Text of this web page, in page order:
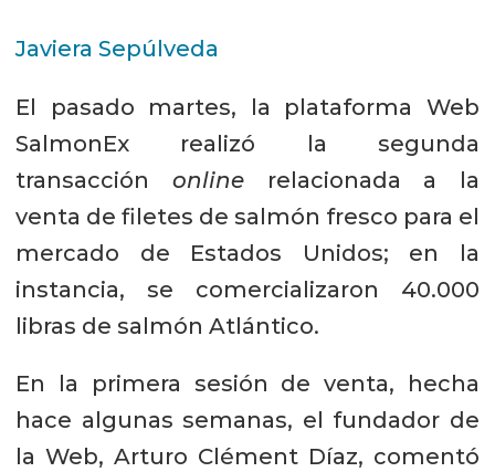
Javiera Sepúlveda
El pasado martes, la plataforma Web
SalmonEx realizó la segunda
transacción onlinerelacionada a la
venta de filetes de salmón fresco para el
mercado de Estados Unidos; en la
instancia, se comercializaron 40.000
libras de salmón Atlántico.
En la primera sesión de venta, hecha
hace algunas semanas, el fundador de
la Web, Arturo Clément Díaz, comentó